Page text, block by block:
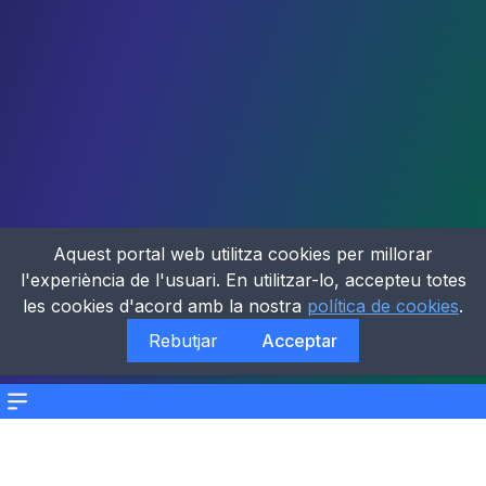
Menu
Aquest portal web utilitza cookies per millorar
l'experiència de l'usuari. En utilitzar-lo, accepteu totes
les cookies d'acord amb la nostra política de cookies.
Rebutjar
Acceptar